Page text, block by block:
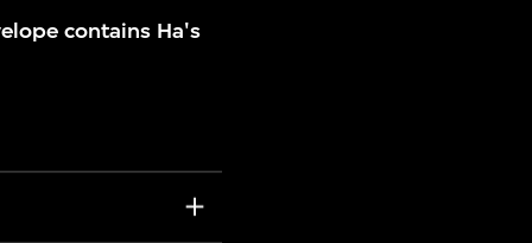
contains Ha's